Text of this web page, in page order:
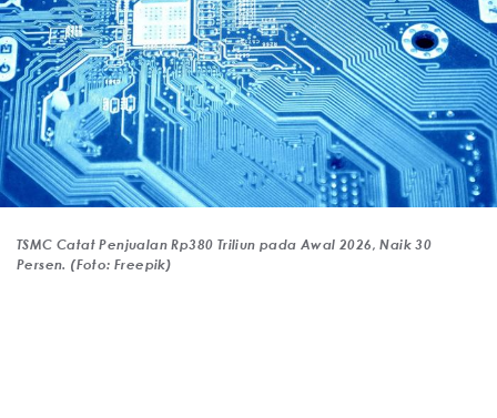
TSMC Catat Penjualan Rp380 Triliun pada Awal 2026, Naik 30
Persen. (Foto: Freepik)